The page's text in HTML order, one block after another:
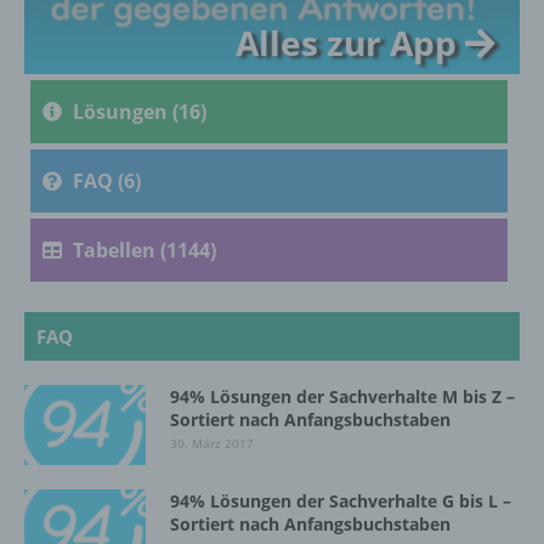
Alles zur App
Lösungen (16)
FAQ (6)
Tabellen (1144)
FAQ
94% Lösungen der Sachverhalte M bis Z –
Sortiert nach Anfangsbuchstaben
30. März 2017
94% Lösungen der Sachverhalte G bis L –
Sortiert nach Anfangsbuchstaben
c) Verarbeitung
automatisierter Verfahren ausgeführte
Daten wie das Erheben, das Erfassen, die
Organisation, das Ordnen, die Speicherung,
Auslesen, das Abfragen, die Verwendung,
die Offenlegung durch Übermittlung,
Verbreitung oder eine andere Form der
Verknüpfung, die Einschränkung, das
Löschen oder die Vernichtung.
d) Einschränkung der Verarbeitung
Einschränkung der Verarbeitung ist die